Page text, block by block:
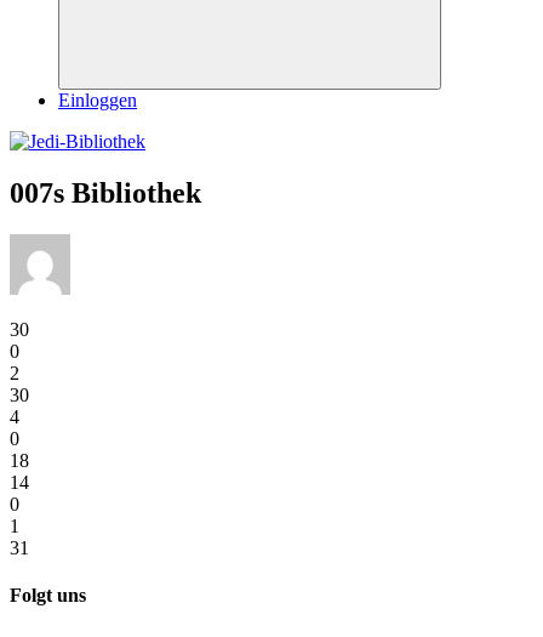
Suchen
Einloggen
007s Bibliothek
30
0
2
30
4
0
18
14
0
1
31
Folgt uns